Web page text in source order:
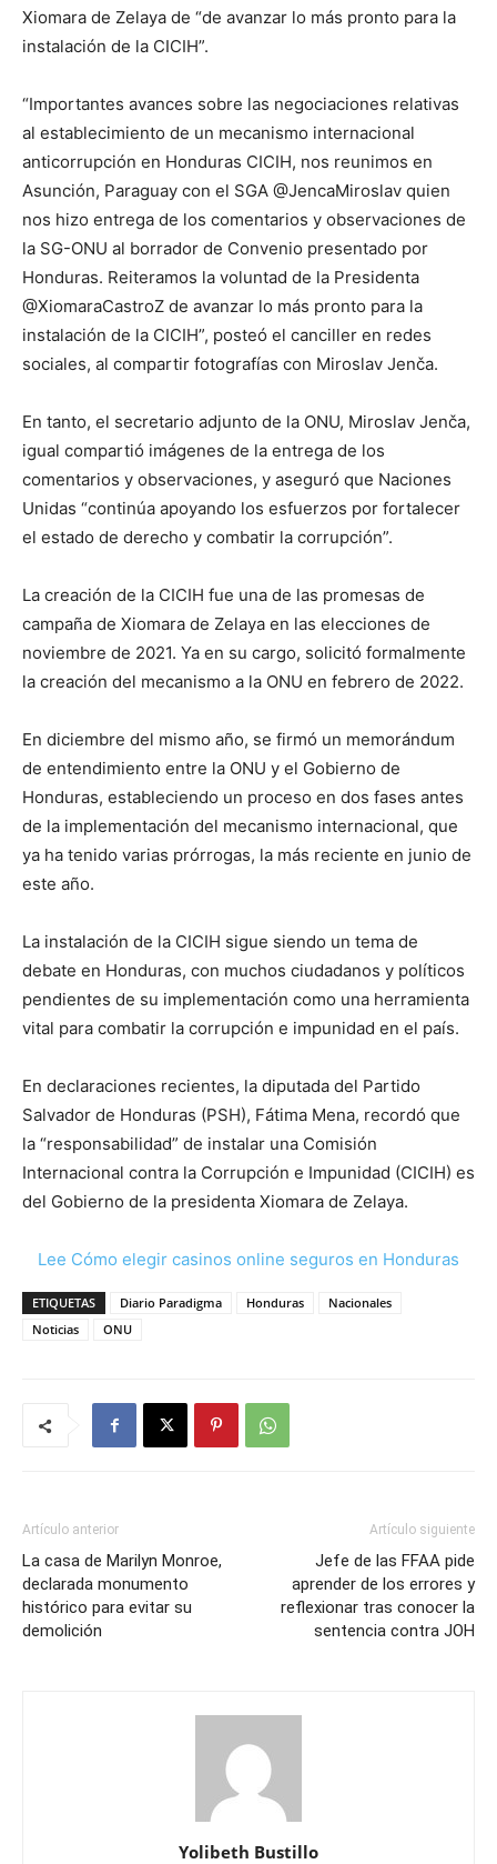
Xiomara de Zelaya de “de avanzar lo más pronto para la
instalación de la CICIH”.
“Importantes avances sobre las negociaciones relativas
al establecimiento de un mecanismo internacional
anticorrupción en Honduras CICIH, nos reunimos en
Asunción, Paraguay con el SGA @JencaMiroslav quien
nos hizo entrega de los comentarios y observaciones de
la SG-ONU al borrador de Convenio presentado por
Honduras. Reiteramos la voluntad de la Presidenta
@XiomaraCastroZ de avanzar lo más pronto para la
instalación de la CICIH”, posteó el canciller en redes
sociales, al compartir fotografías con Miroslav Jenča.
En tanto, el secretario adjunto de la ONU, Miroslav Jenča,
igual compartió imágenes de la entrega de los
comentarios y observaciones, y aseguró que Naciones
Unidas “continúa apoyando los esfuerzos por fortalecer
el estado de derecho y combatir la corrupción”.
La creación de la CICIH fue una de las promesas de
campaña de Xiomara de Zelaya en las elecciones de
noviembre de 2021. Ya en su cargo, solicitó formalmente
la creación del mecanismo a la ONU en febrero de 2022.
En diciembre del mismo año, se firmó un memorándum
de entendimiento entre la ONU y el Gobierno de
Honduras, estableciendo un proceso en dos fases antes
de la implementación del mecanismo internacional, que
ya ha tenido varias prórrogas, la más reciente en junio de
este año.
La instalación de la CICIH sigue siendo un tema de
debate en Honduras, con muchos ciudadanos y políticos
pendientes de su implementación como una herramienta
vital para combatir la corrupción e impunidad en el país.
En declaraciones recientes, la diputada del Partido
Salvador de Honduras (PSH), Fátima Mena, recordó que
la “responsabilidad” de instalar una Comisión
Internacional contra la Corrupción e Impunidad (CICIH) es
del Gobierno de la presidenta Xiomara de Zelaya.
Lee Cómo elegir casinos online seguros en Honduras
ETIQUETAS Diario Paradigma Honduras
Nacionales
Noticias
ONU
Artículo anterior
La casa de Marilyn Monroe,
declarada monumento
histórico para evitar su
demolición
Artículo siguiente
Jefe de las FFAA pide
aprender de los errores y
reflexionar tras conocer la
sentencia contra JOH
Yolibeth Bustillo